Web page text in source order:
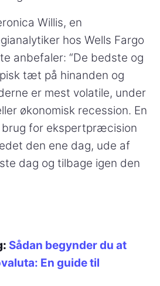
Willis, en
hos Wells Fargo
anbefaler: “De bedste og
tæt på hinanden og
er mest volatile, under
økonomisk recession. En
brug for ekspertpræcision
den ene dag, ude af
dag og tilbage igen den
Sådan begynder du at
En guide til